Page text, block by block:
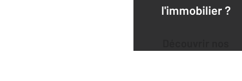
l'immobilier ?